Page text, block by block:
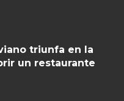
triunfa en la
un restaurante